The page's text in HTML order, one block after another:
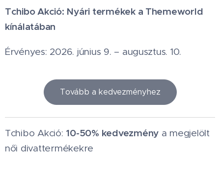
Tchibo Akció: Nyári termékek a Themeworld
kínálatában
Érvényes: 2026. június 9. – augusztus. 10.
Tovább a kedvezményhez
Tchibo Akció: 10-50% kedvezmény a megjelölt
női divattermékekre